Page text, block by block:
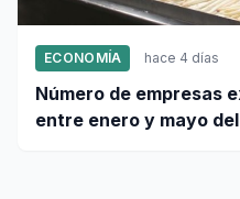
ECONOMÍA hace 4 días
Número de empresas
entre enero y mayo